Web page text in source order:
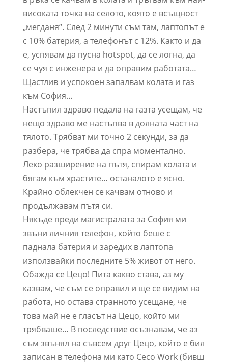
високата точка на селото, която е всъщност
„мегданя“. След 2 минути съм там, лаптопът е
с 10% батерия, а телефонът с 12%. Както и да
е, успявам да пусна hotspot, да се логна, да
се чуя с инженера и да оправим работата…
Щастлив и успокоен запалвам колата и газ
към София…
Настъпил здраво педала на газта усещам, че
нещо здраво ме настъпва в долната част на
тялото. Трябват ми точно 2 секунди, за да
разбера, че трябва да спра моментално.
Леко разширение на пътя, спирам колата и
бягам към храстите… останалото е ясно.
Крайно облекчен се качвам отново и
продължавам пътя си.
Някъде преди магистралата за София ми
звъни личния телефон, който беше с
паднала батерия и заредих в лаптопа
използвайки последните 5% живот от него.
Обажда се Цецо! Пита какво става, аз му
казвам, че съм се оправил и ще се видим на
работа, но остава странното усещане, че
това май не е гласът на Цецо, който ми
трябваше… В последствие осъзнавам, че аз
съм звънял на съвсем друг Цецо, който е бил
записан в телефона ми като Ceco Work (бивш